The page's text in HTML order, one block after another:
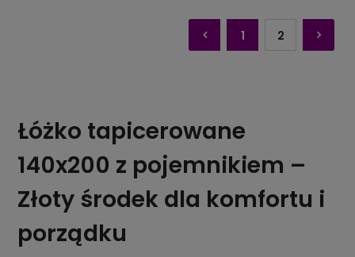
1 2
Łóżko tapicerowane
140x200 z pojemnikiem –
Złoty środek dla komfortu i
porządku